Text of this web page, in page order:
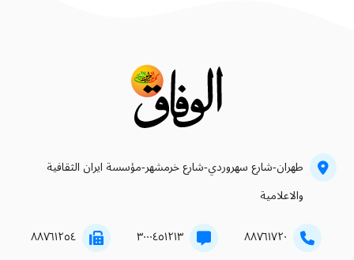
طهران-شارع سهروردي-شارع خرمشهر-مؤسسة ايران الثقافية
والاعلامية
۸۸۷٦۱۷۲۰ ۳۰۰۰٤٥۱۲۱۳ ۸۸۷٦۱۲٥٤